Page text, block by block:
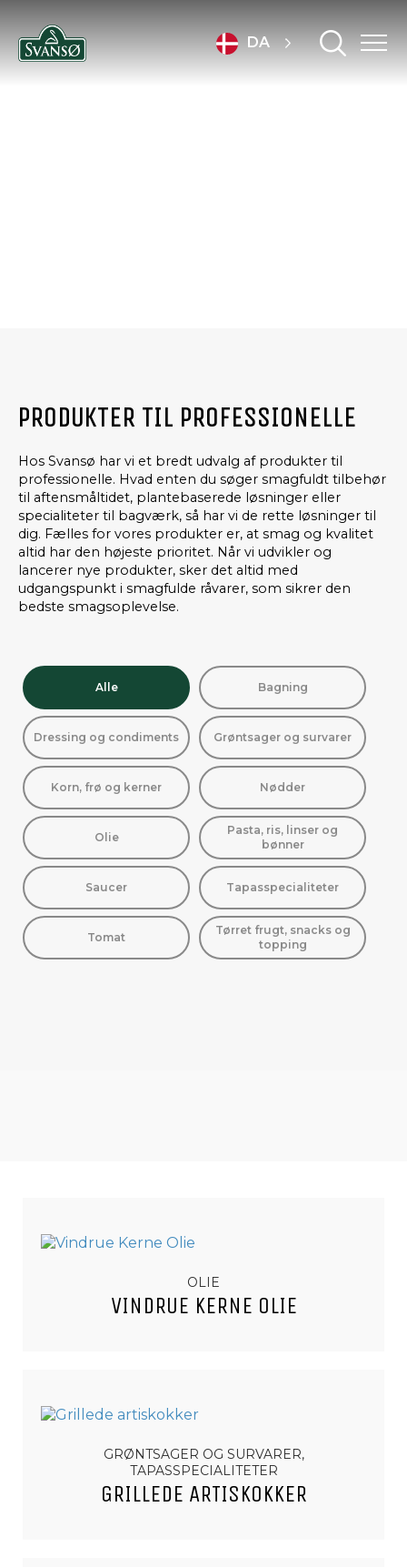
DA
PRODUKTER TIL PROFESSIONELLE
Hos Svansø har vi et bredt udvalg af produkter til
professionelle. Hvad enten du søger smagfuldt tilbehør
til aftensmåltidet, plantebaserede løsninger eller
specialiteter til bagværk, så har vi de rette løsninger til
dig. Fælles for vores produkter er, at smag og kvalitet
altid har den højeste prioritet. Når vi udvikler og
lancerer nye produkter, sker det altid med
udgangspunkt i smagfulde råvarer, som sikrer den
bedste smagsoplevelse.
Alle Bagning
Dressing og condiments Grøntsager og survarer
Korn, frø og kerner Nødder
Olie
Pasta, ris, linser og
bønner
Saucer Tapasspecialiteter
Tomat
Tørret frugt, snacks og
topping
OLIE
VINDRUE KERNE OLIE
GRØNTSAGER OG SURVARER,
TAPASSPECIALITETER
GRILLEDE ARTISKOKKER